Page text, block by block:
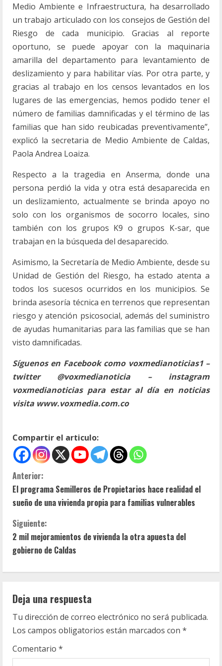
Medio Ambiente e Infraestructura, ha desarrollado
un trabajo articulado con los consejos de Gestión del
Riesgo de cada municipio. Gracias al reporte
oportuno, se puede apoyar con la maquinaria
amarilla del departamento para levantamiento de
deslizamiento y para habilitar vías. Por otra parte, y
gracias al trabajo en los censos levantados en los
lugares de las emergencias, hemos podido tener el
número de familias damnificadas y el término de las
familias que han sido reubicadas preventivamente”,
explicó la secretaria de Medio Ambiente de Caldas,
Paola Andrea Loaiza.
Respecto a la tragedia en Anserma, donde una
persona perdió la vida y otra está desaparecida en
un deslizamiento, actualmente se brinda apoyo no
solo con los organismos de socorro locales, sino
también con los grupos K9 o grupos K-sar, que
trabajan en la búsqueda del desaparecido.
Asimismo, la Secretaría de Medio Ambiente, desde su
Unidad de Gestión del Riesgo, ha estado atenta a
todos los sucesos ocurridos en los municipios. Se
brinda asesoría técnica en terrenos que representan
riesgo y atención psicosocial, además del suministro
de ayudas humanitarias para las familias que se han
visto damnificadas.
Síguenos en Facebook como voxmedianoticias1 –
twitter @voxmedianoticia – instagram
voxmedianoticias para estar al día en noticias
visita www.voxmedia.com.co
Compartir el articulo:
S
i
g
u
e
e
y
e
Anterior:
El programa Semilleros de Propietarios hace realidad el
sueño de una vivienda propia para familias vulnerables
Siguiente:
2 mil mejoramientos de vivienda la otra apuesta del
gobierno de Caldas
Deja una respuesta
Tu dirección de correo electrónico no será publicada.
Los campos obligatorios están marcados con *
Comentario *